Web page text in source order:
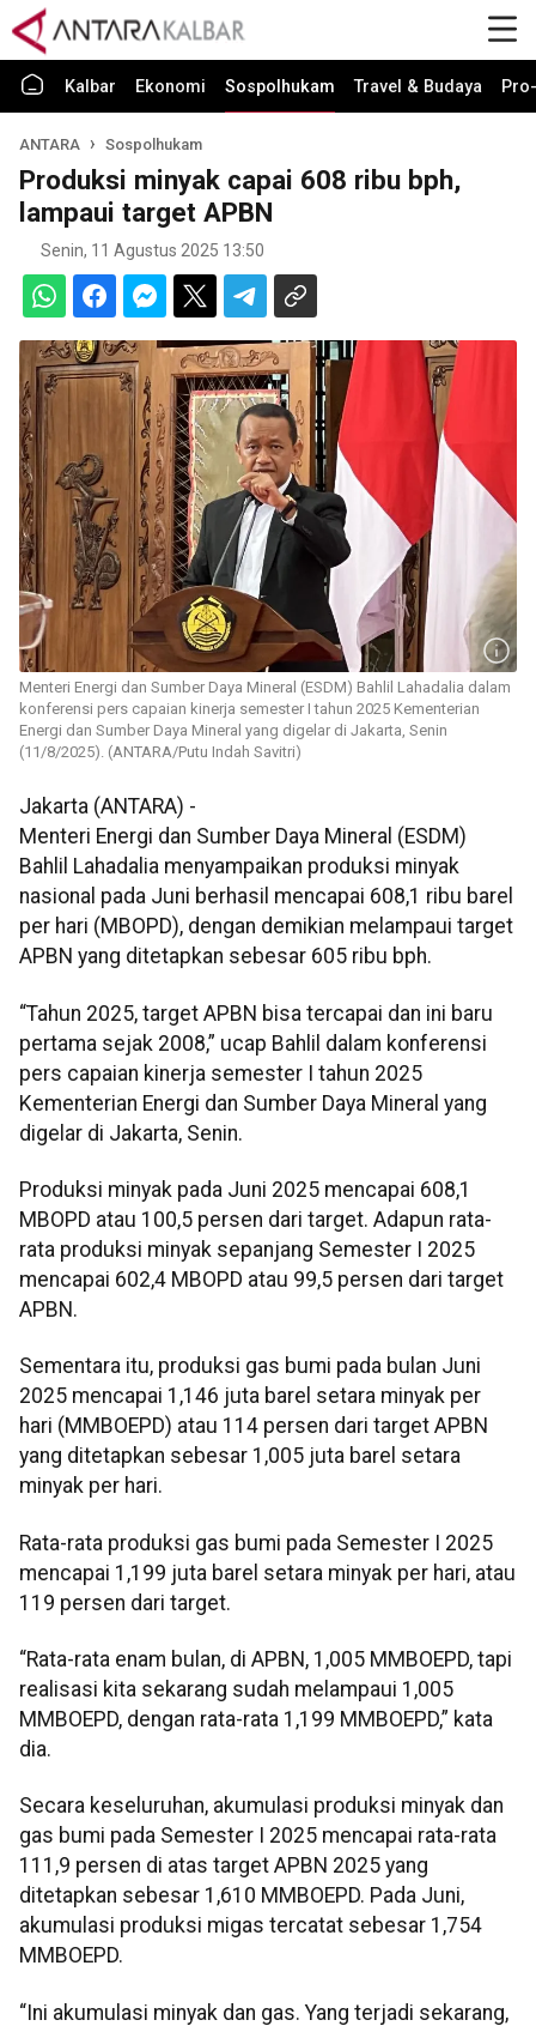
Kalbar Ekonomi Sospolhukam Travel & Budaya
ANTARA Sospolhukam
Produksi minyak capai 608 ribu bph,
lampaui target APBN
Senin, 11 Agustus 2025 13:50
Menteri Energi dan Sumber Daya Mineral (ESDM) Bahlil Lahadalia dalam
konferensi pers capaian kinerja semester I tahun 2025 Kementerian
Energi dan Sumber Daya Mineral yang digelar di Jakarta, Senin
(11/8/2025). (ANTARA/Putu Indah Savitri)
Jakarta (ANTARA) -
Menteri Energi dan Sumber Daya Mineral (ESDM)
Bahlil Lahadalia menyampaikan produksi minyak
nasional pada Juni berhasil mencapai 608,1 ribu barel
per hari (MBOPD), dengan demikian melampaui target
APBN yang ditetapkan sebesar 605 ribu bph.
“Tahun 2025, target APBN bisa tercapai dan ini baru
pertama sejak 2008,” ucap Bahlil dalam konferensi
pers capaian kinerja semester I tahun 2025
Kementerian Energi dan Sumber Daya Mineral yang
digelar di Jakarta, Senin.
Produksi minyak pada Juni 2025 mencapai 608,1
MBOPD atau 100,5 persen dari target. Adapun rata-
rata produksi minyak sepanjang Semester I 2025
mencapai 602,4 MBOPD atau 99,5 persen dari target
APBN.
Sementara itu, produksi gas bumi pada bulan Juni
2025 mencapai 1,146 juta barel setara minyak per
hari (MMBOEPD) atau 114 persen dari target APBN
yang ditetapkan sebesar 1,005 juta barel setara
minyak per hari.
Rata-rata produksi gas bumi pada Semester I 2025
mencapai 1,199 juta barel setara minyak per hari, atau
119 persen dari target.
“Rata-rata enam bulan, di APBN, 1,005 MMBOEPD, tapi
realisasi kita sekarang sudah melampaui 1,005
MMBOEPD, dengan rata-rata 1,199 MMBOEPD,” kata
dia.
Secara keseluruhan, akumulasi produksi minyak dan
gas bumi pada Semester I 2025 mencapai rata-rata
111,9 persen di atas target APBN 2025 yang
ditetapkan sebesar 1,610 MMBOEPD. Pada Juni,
akumulasi produksi migas tercatat sebesar 1,754
MMBOEPD.
“Ini akumulasi minyak dan gas. Yang terjadi sekarang,